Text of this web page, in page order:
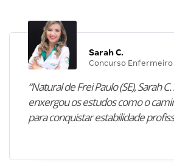
Sarah C.
Concurso Enfermeiro
“Natural de Frei Paulo (SE), Sarah
enxergou os estudos como o
para conquistar estabilidade